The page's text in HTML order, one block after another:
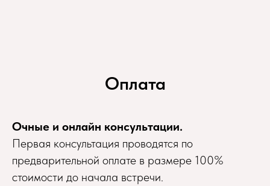
Оплата
Очные и онлайн консультации.
Первая консультация проводятся по
предварительной оплате в размере 100%
стоимости до начала встречи.